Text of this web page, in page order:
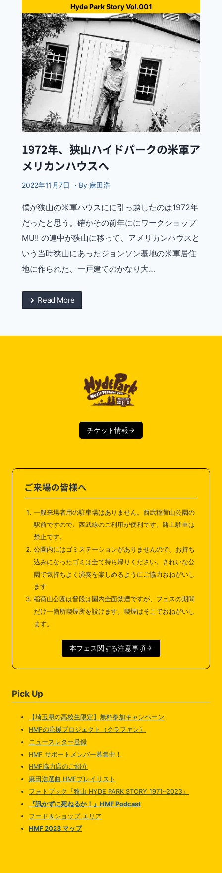
Hyde Park Story Vol.001
1972年、狭山ハイドパークの米軍ア
メリカンハウスへ
2022年11月7日 ・By 麻田浩
僕が狭山の米軍ハウスにに引っ越したのは1972年
だったと思う。確かその前年ににワークショップ
MU!! の連中が狭山に移って、アメリカンハウスと
いう当時狭山にあったジョンソン基地の米軍居住
地に作られた、一戸建てのかなり大…
Read More
チケット情報
ご来場の皆様へ
一般来場者用の駐車場はありません。西武稲荷山公園の
駅前ですので、西武線のご利用が便利です。路上駐車は
禁止です。
公園内にはゴミステーションがありませんので、お持ち
込みになったゴミは全て持ち帰りください。きれいな公
園で気持ちよく演奏を楽しめるようにご協力おねがいし
ます
稲荷山公園は普段は園内全面禁煙ですが、フェスの期間
だけ一箇所喫煙所を設けます。喫煙はそこでおねがいし
ます。
本フェス関する注意事項
Pick Up
【埼玉県の高校生限定】無料参加キャンペーン
HMFの応援プロジェクト（クラファン）
ニュースレター登録
HMF サポートメンバー募集中！
HMF協力店のご紹介
麻田浩選曲 HMFプレイリスト
フォトブック『狭山 HYDE PARK STORY 1971~2023』
『訊かずに死ねるか！』HMF Podcast
フード＆ショップ エリア
HMF 2023 マップ